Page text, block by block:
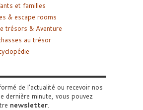
et familles
& escape rooms
trésors & Aventure
au trésor
de l'actualité ou recevoir nos
dernière minute, vous pouvez
newsletter